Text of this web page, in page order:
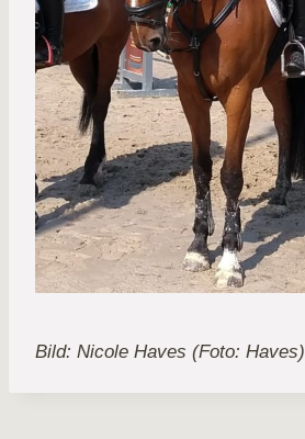
Bild: Nicole Haves (Foto: Haves)